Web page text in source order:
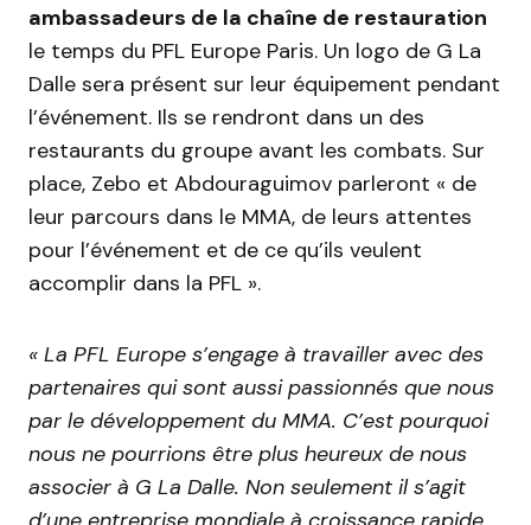
ambassadeurs de la chaîne de restauration
le temps du PFL Europe Paris. Un logo de G La
Dalle sera présent sur leur équipement pendant
l’événement. Ils se rendront dans un des
restaurants du groupe avant les combats. Sur
place, Zebo et Abdouraguimov parleront « de
leur parcours dans le MMA, de leurs attentes
pour l’événement et de ce qu’ils veulent
accomplir dans la PFL ».
« La PFL Europe s’engage à travailler avec des
partenaires qui sont aussi passionnés que nous
par le développement du MMA. C’est pourquoi
nous ne pourrions être plus heureux de nous
associer à G La Dalle. Non seulement il s’agit